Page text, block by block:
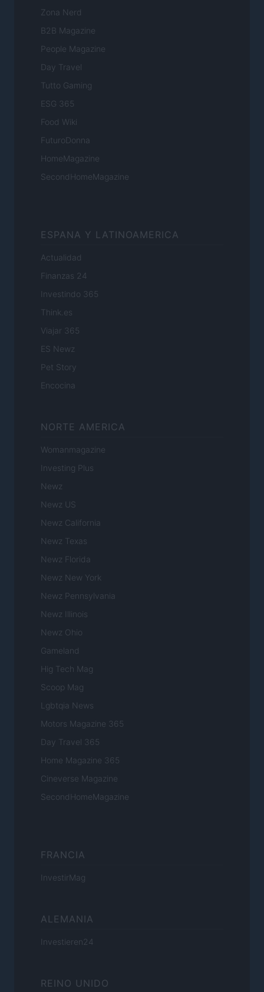
Zona Nerd
B2B Magazine
People Magazine
Day Travel
Tutto Gaming
ESG 365
Food Wiki
FuturoDonna
HomeMagazine
SecondHomeMagazine
ESPANA Y LATINOAMERICA
Actualidad
Finanzas 24
Investindo 365
Think.es
Viajar 365
ES Newz
Pet Story
Encocina
NORTE AMERICA
Womanmagazine
Investing Plus
Newz
Newz US
Newz California
Newz Texas
Newz Florida
Newz New York
Newz Pennsylvania
Newz Illinois
Newz Ohio
Gameland
Hig Tech Mag
Scoop Mag
Lgbtqia News
Motors Magazine 365
Day Travel 365
Home Magazine 365
Cineverse Magazine
SecondHomeMagazine
FRANCIA
InvestirMag
ALEMANIA
Investieren24
REINO UNIDO